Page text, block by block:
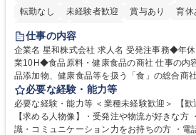
転勤なし
未経験者歓迎 賞与あり 育休
交通費支給
仕事の内容
企業名 星和株式会社 求人名 受発注事務◆年休125日・年収400万～・残
業10H◆食品原料・健康食品の商社 仕事の内容 輸入される食品原料や食
品添加物、健康食品等を扱う「食」の総合商
として営業サポートや書類作成、データ入力
せします。 ・受注／出荷指示／売上管理／仕入管理／在庫管理／お客様や
倉庫と電話確認など、販売に関わる事務、営
・入社後は商品について覚えることから始め
必要な経験・能力等
必要な経験・能力等 ＜業種未経験歓迎＞ 【
【求める人物像】・受発注や物流が好きな方
識・コミュニケーション力をお持ちの方 ・電